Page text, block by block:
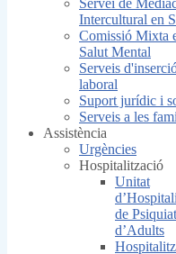
Servei de
Intercultural en
Comissió Mixta
Salut Mental
Serveis
laboral
Suport jurídic i
Serveis a les
Assistència
Urgències
Hospitalització
Unitat
de
d’Adults